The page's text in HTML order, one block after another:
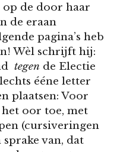
op de door haar
de eraan
pagina’s heb
Wèl schrijft hij:
tegen de Electie
ééne letter
plaatsen: Voor
oor toe, met
(cursiveringen
sprake van, dat